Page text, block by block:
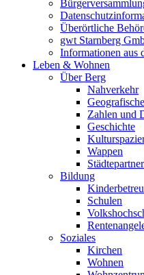
Überörtliche
gwt Starnberg
Informationen aus
Leben & Wohnen
Über Berg
Nahverkehr
Zahlen und
Geschichte
Wappen
Bildung
Schulen
Soziales
Kirchen
Wohnen